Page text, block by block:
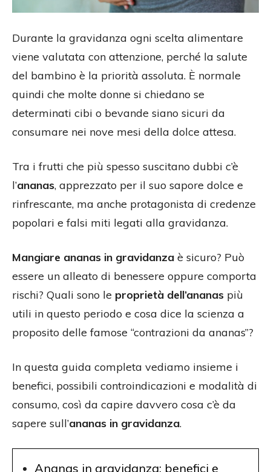
Durante la gravidanza ogni scelta alimentare
viene valutata con attenzione, perché la salute
del bambino è la priorità assoluta. È normale
quindi che molte donne si chiedano se
determinati cibi o bevande siano sicuri da
consumare nei nove mesi della dolce attesa.
Tra i frutti che più spesso suscitano dubbi c’è
l’ananas, apprezzato per il suo sapore dolce e
rinfrescante, ma anche protagonista di credenze
popolari e falsi miti legati alla gravidanza.
Mangiare ananas in gravidanza è sicuro? Può
essere un alleato di benessere oppure comporta
rischi? Quali sono le proprietà dell’ananas più
utili in questo periodo e cosa dice la scienza a
proposito delle famose “contrazioni da ananas”?
In questa guida completa vediamo insieme i
benefici, possibili controindicazioni e modalità di
consumo, così da capire davvero cosa c’è da
sapere sull’ananas in gravidanza.
Ananas in gravidanza: benefici e